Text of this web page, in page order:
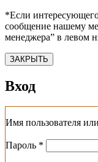
*Если
сообщение нашему
менеджера” в левом
ЗАКРЫТЬ
Вход
Имя пользователя
Пароль *